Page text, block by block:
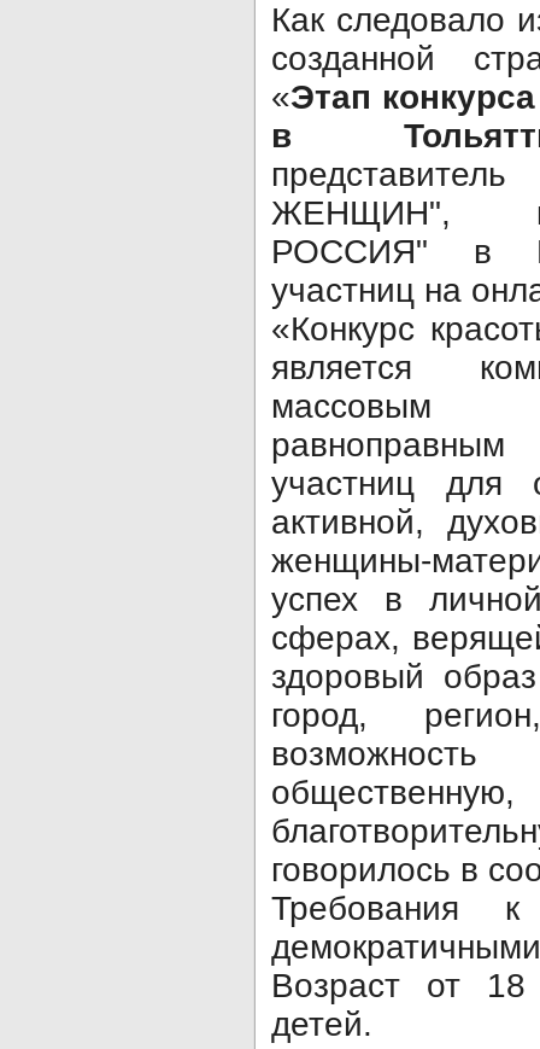
Как следовало
созданной
«Этап
в
ЖЕНЩИН",
РОССИЯ" в
участниц на
«Конкурс
является
массовым
участниц для
активной,
женщины-
успех в
сферах,
здоровый
город,
общественную,
говорилось в
Требования к
Возраст от
детей.